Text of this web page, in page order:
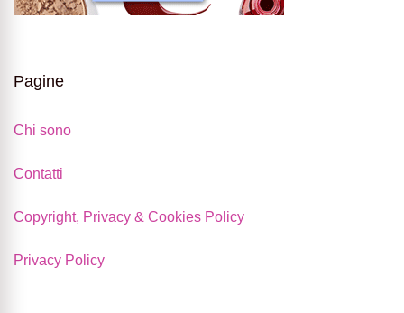
Pagine
Chi sono
Contatti
Copyright, Privacy & Cookies Policy
Privacy Policy